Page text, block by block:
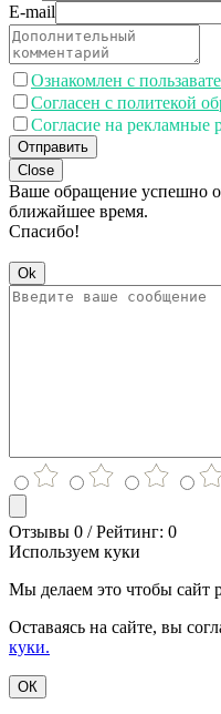
E-mail
Ознакомлен с
Согласен с политекой
Согласие на рекламные
Отправить
Close
Ваше обращение успешно
ближайшее время.
Спасибо!
Ok
Отзывы 0 / Рейтинг: 0
Используем куки
Мы делаем это чтобы сайт
Оставаясь на сайте, вы
куки.
ОК